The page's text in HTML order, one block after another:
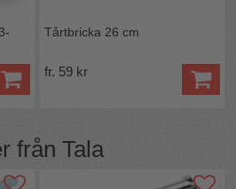
Tårtbricka 26 cm
fr. 59 kr
från Tala